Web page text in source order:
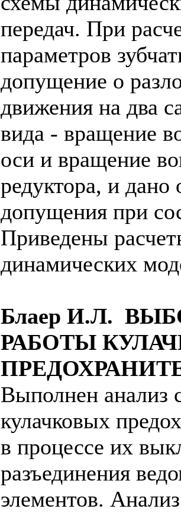
передач. При
параметров
допущение о
движения на два
вида - вращение
оси и вращение
редуктора, и дано
допущения при
Приведены
динамических
Блаер И.Л.
РАБОТЫ
Выполнен анализ
кулачковых
в процессе их
разъединения
элементов.